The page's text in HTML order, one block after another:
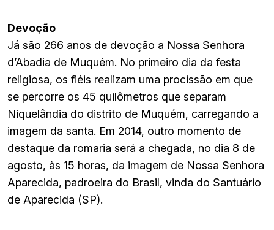
Devoção
Já são 266 anos de devoção a Nossa Senhora
d’Abadia de Muquém. No primeiro dia da festa
religiosa, os fiéis realizam uma procissão em que
se percorre os 45 quilômetros que separam
Niquelândia do distrito de Muquém, carregando a
imagem da santa. Em 2014, outro momento de
destaque da romaria será a chegada, no dia 8 de
agosto, às 15 horas, da imagem de Nossa Senhora
Aparecida, padroeira do Brasil, vinda do Santuário
de Aparecida (SP).